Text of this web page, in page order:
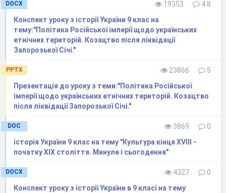
DOCX 19353
4.8
Конспект уроку з історії України 9 клас на
тему:"Політика Російської імперії щодо українських
етнічних територій. Козацтво після ліквідації
Запорозької Січі."
PPTX 23866
5
Презентація до уроку з теми:"Політика Російської
імперії щодо українських етнічних територій. Козацтво
після ліквідації Запорозької Січі."
DOC 3869
0
історія України 9 клас на тему "Культура кінця ХVІІІ -
початку ХІХ століття. Минуле і сьогодення"
DOCX 4327
0
Конспект уроку з історії України в 9 класі на тему